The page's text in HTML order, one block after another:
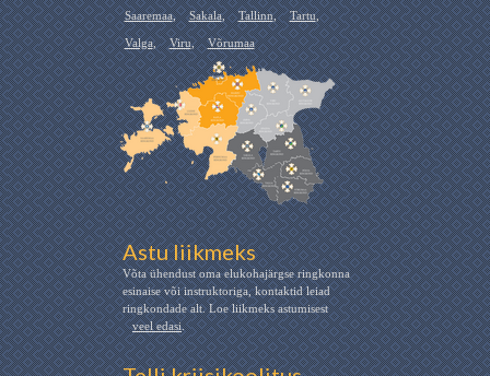
Saaremaa, Sakala, Tallinn, Tartu,
Valga, Viru, Võrumaa
Astu liikmeks
Võta ühendust oma elukohajärgse ringkonna
esinaise või instruktoriga, kontaktid leiad
ringkondade alt. Loe liikmeks astumisest
veel edasi.